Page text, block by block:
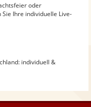
oder
Ihre individuelle Live-
individuell &